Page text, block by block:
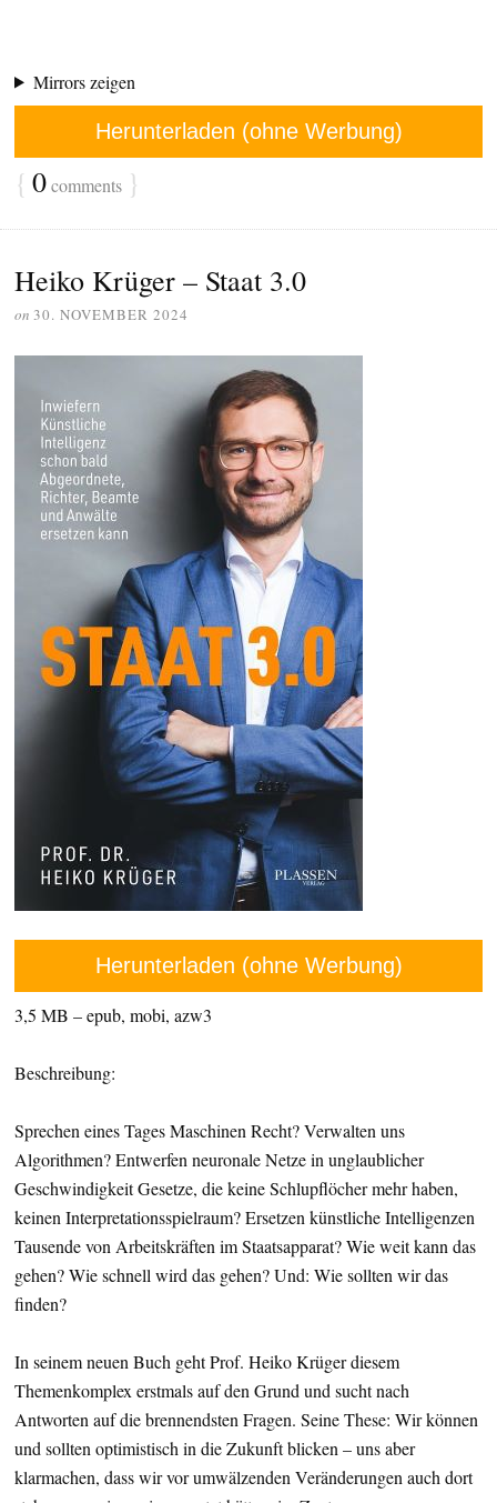
Mirrors zeigen
Herunterladen (ohne Werbung)
{ 0comments }
Heiko Krüger – Staat 3.0
on 30. NOVEMBER 2024
Herunterladen (ohne Werbung)
3,5 MB – epub, mobi, azw3
Beschreibung:
Sprechen eines Tages Maschinen Recht? Verwalten uns
Algorithmen? Entwerfen neuronale Netze in unglaublicher
Geschwindigkeit Gesetze, die keine Schlupflöcher mehr haben,
keinen Interpretationsspielraum? Ersetzen künstliche Intelligenzen
Tausende von Arbeitskräften im Staatsapparat? Wie weit kann das
gehen? Wie schnell wird das gehen? Und: Wie sollten wir das
finden?
In seinem neuen Buch geht Prof. Heiko Krüger diesem
Themenkomplex erstmals auf den Grund und sucht nach
Antworten auf die brennendsten Fragen. Seine These: Wir können
und sollten optimistisch in die Zukunft blicken – uns aber
klarmachen, dass wir vor umwälzenden Veränderungen auch dort